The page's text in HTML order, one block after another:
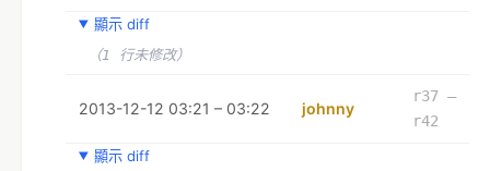
顯示 diff
（1 行未修改）
2013-12-12 03:21 – 03:22 johnny
r37 –
r42
顯示 diff